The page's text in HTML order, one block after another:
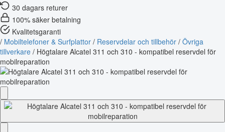
30 dagars returer
100% säker betalning
Kvalitetsgaranti
/ Mobiltelefoner & Surfplattor / Reservdelar och tillbehör / Övriga
tillverkare / Högtalare Alcatel 311 och 310 - kompatibel reservdel för
mobilreparation